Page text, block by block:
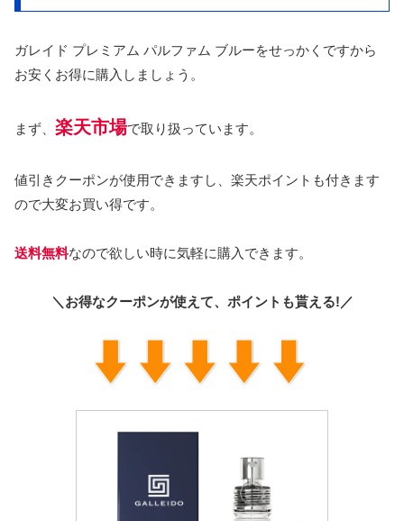
ガレイド プレミアム パルファム ブルーをせっかくですから
お安くお得に購入しましょう。
まず、 楽天市場で取り扱っています。
値引きクーポンが使用できますし、楽天ポイントも付きます
ので大変お買い得です。
送料無料なので欲しい時に気軽に購入できます。
＼お得なクーポンが使えて、ポイントも貰える!／